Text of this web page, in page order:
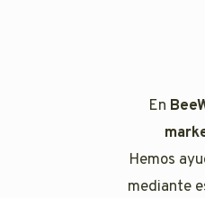
En
Hemos
mediante